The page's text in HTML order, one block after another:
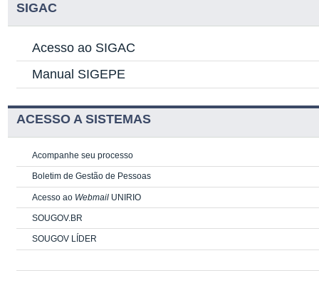
SIGAC
Acesso ao SIGAC
Manual SIGEPE
ACESSO A SISTEMAS
Acompanhe seu processo
Boletim de Gestão de Pessoas
Acesso ao Webmail UNIRIO
SOUGOV.BR
SOUGOV LÍDER